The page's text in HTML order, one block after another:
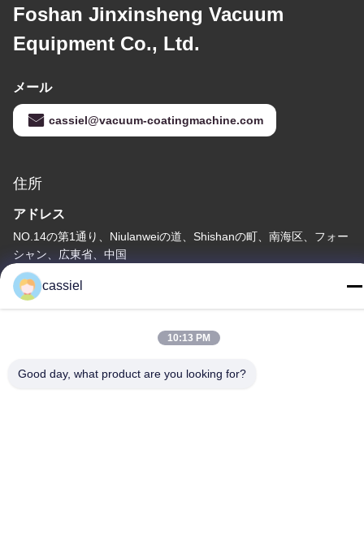
Foshan Jinxinsheng Vacuum
Equipment Co., Ltd.
メール
cassiel@vacuum-coatingmachine.com
住所
アドレス
NO.14の第1通り、Niulanweiの道、Shishanの町、南海区、フォー
シャン、広東省、中国
テレ
86-139-2915-0962
cassiel
10:13 PM
Good day, what product are you looking for?